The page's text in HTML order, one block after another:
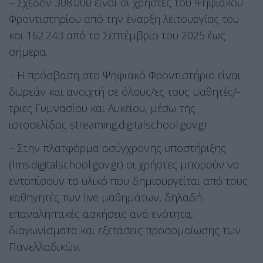
Φροντιστηρίου από την έναρξη λειτουργίας του
και 162.243 από το Σεπτέμβριο του 2025 έως
σήμερα.
– Η πρόσβαση στο Ψηφιακό Φροντιστήριο είναι
δωρεάν και ανοιχτή σε όλους/ες τους μαθητές/-
τριες Γυμνασίου και Λυκείου, μέσω της
ιστοσελίδας streaming.digitalschool.gov.gr.
– Στην πλατφόρμα ασύγχρονης υποστήριξης
(lms.digitalschool.gov.gr) οι χρήστες μπορούν να
εντοπίσουν το υλικό που δημιουργείται από τους
καθηγητές των live μαθημάτων, δηλαδή
επαναληπτικές ασκήσεις ανά ενότητα,
διαγωνίσματα και εξετάσεις προσομοίωσης των
Πανελλαδικών.